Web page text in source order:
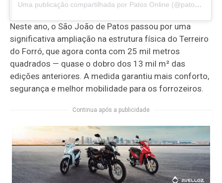
Uma publicação compartilhada por Patos Online (@patosonline)
Neste ano, o São João de Patos passou por uma
significativa ampliação na estrutura física do Terreiro
do Forró, que agora conta com 25 mil metros
quadrados — quase o dobro dos 13 mil m² das
edições anteriores. A medida garantiu mais conforto,
segurança e melhor mobilidade para os forrozeiros.
Continua após a publicidade